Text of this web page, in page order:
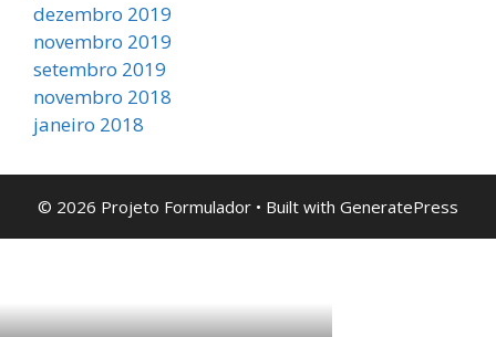
dezembro 2019
novembro 2019
setembro 2019
novembro 2018
janeiro 2018
© 2026 Projeto Formulador • Built with GeneratePress